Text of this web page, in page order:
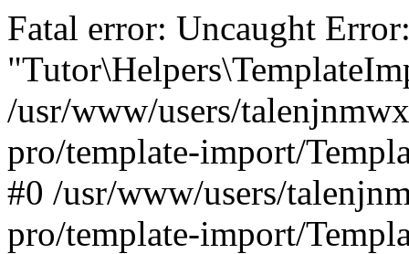
Fatal error: Uncaught
/usr/www/users/
pro/template-import/
#0 /usr/www/users/
pro/template-import/